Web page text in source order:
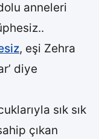
anneleri
, eşi Zehra
diye
sık sık
çıkan